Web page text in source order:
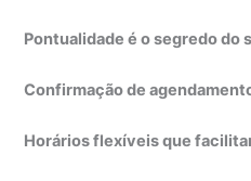
Pontualidade é o segredo do
Confirmação de
Horários flexíveis que